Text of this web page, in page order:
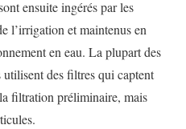
ensuite ingérés par les
l’irrigation et maintenus en
en eau. La plupart des
des filtres qui captent
filtration préliminaire, mais